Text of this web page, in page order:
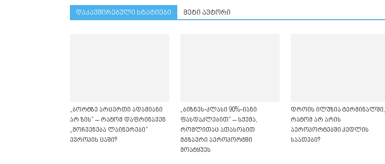
დაკავშირებული სტატიები მეტი ავტორი
„ბორტზე არცერთი ადამიანი
არ ზის“ – რატომ დაფრინავენ
„მოჩვენება ლაინერები“
ევროპის ცაში?
„ბიზნეს-კლასი 90%-იანი
ფასდაკლებით“ – სქემა,
რომლითაც ათასობით
მგზავრი აეროპორტში
მოატყუეს
დროის ილუზია ტერმინალში,
რატომ არ არის
აეროპორტებში კედლის
საათები?